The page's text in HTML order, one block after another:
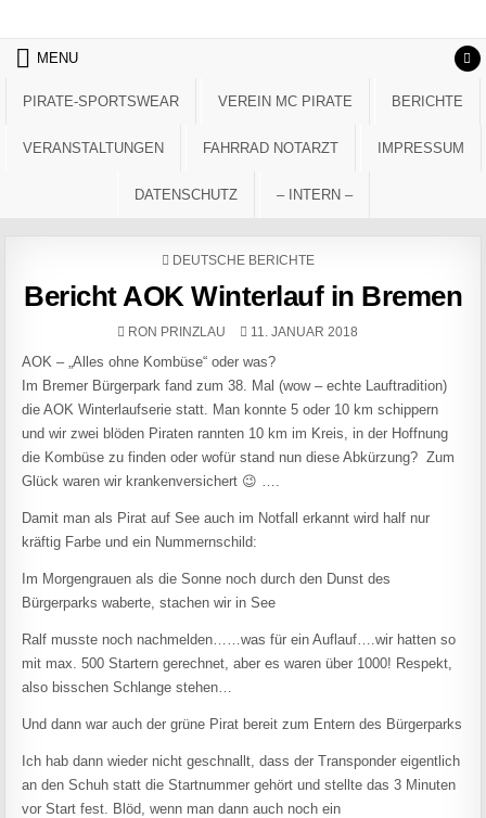
MENU
PIRATE-SPORTSWEAR VEREIN MC PIRATE BERICHTE
VERANSTALTUNGEN FAHRRAD NOTARZT IMPRESSUM
DATENSCHUTZ – INTERN –
POSTED IN
DEUTSCHE BERICHTE
Bericht AOK Winterlauf in Bremen
AUTHOR:
RON PRINZLAU PUBLISHED DATE:
11. JANUAR 2018
AOK – „Alles ohne Kombüse“ oder was?
Im Bremer Bürgerpark fand zum 38. Mal (wow – echte Lauftradition)
die AOK Winterlaufserie statt. Man konnte 5 oder 10 km schippern
und wir zwei blöden Piraten rannten 10 km im Kreis, in der Hoffnung
die Kombüse zu finden oder wofür stand nun diese Abkürzung? Zum
Glück waren wir krankenversichert 😉 ….
Damit man als Pirat auf See auch im Notfall erkannt wird half nur
kräftig Farbe und ein Nummernschild:
Im Morgengrauen als die Sonne noch durch den Dunst des
Bürgerparks waberte, stachen wir in See
Ralf musste noch nachmelden……was für ein Auflauf….wir hatten so
mit max. 500 Startern gerechnet, aber es waren über 1000! Respekt,
also bisschen Schlange stehen…
Und dann war auch der grüne Pirat bereit zum Entern des Bürgerparks
Ich hab dann wieder nicht geschnallt, dass der Transponder eigentlich
an den Schuh statt die Startnummer gehört und stellte das 3 Minuten
vor Start fest. Blöd, wenn man dann auch noch ein